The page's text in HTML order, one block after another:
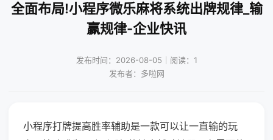
全面布局!小程序微乐麻将系统出牌规律_输
赢规律-企业快讯
发布时间：2026-08-05｜阅读：1
发布者：多啦网
小程序打牌提高胜率辅助是一款可以让一直输的玩